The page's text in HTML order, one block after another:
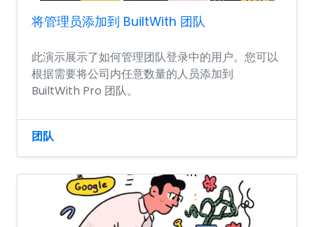
将管理员添加到 BuiltWith 团队
此演示展示了如何管理团队登录中的用户。您可以
根据需要将公司内任意数量的人员添加到
BuiltWith Pro 团队。
团队